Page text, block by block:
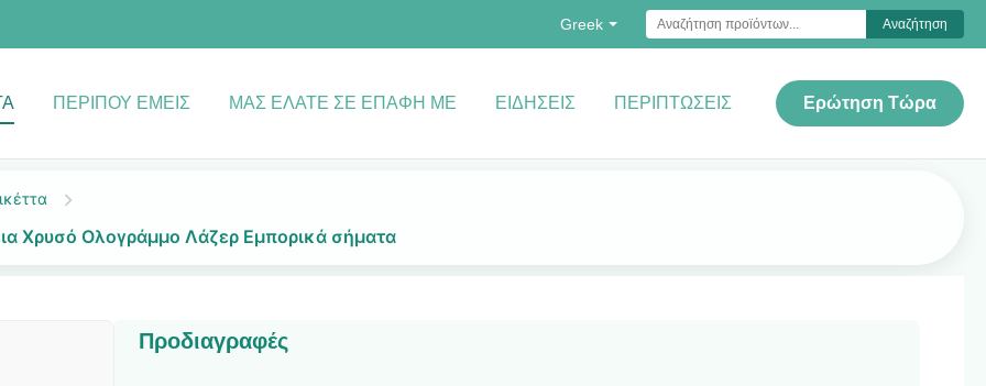
Greek Αναζήτηση
ΠΕΡΊΠΟΥ ΕΜΕΊΣ ΜΑΣ ΕΛΆΤΕ ΣΕ ΕΠΑΦΉ ΜΕ ΕΙΔΉΣΕΙΣ ΠΕΡΙΠΤΏΣΕΙΣ Ερώτηση Τώρα
Χρυσό Ολογράμμο Λάζερ Εμπορικά σήματα
Προδιαγραφές